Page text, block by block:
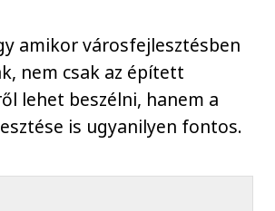
amikor városfejlesztésben
nem csak az épített
lehet beszélni, hanem a
is ugyanilyen fontos.